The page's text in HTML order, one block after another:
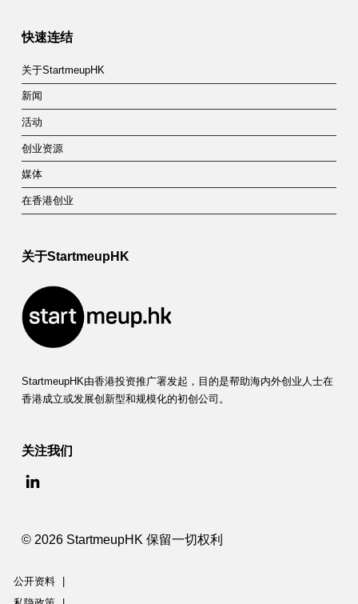
快速连结
关于StartmeupHK
新闻
活动
创业资源
媒体
在香港创业
关于StartmeupHK
StartmeupHK由香港投资推广署发起，目的是帮助海内外创业人士在
香港成立或发展创新型和规模化的初创公司。
关注我们
© 2026 StartmeupHK 保留一切权利
公开资料